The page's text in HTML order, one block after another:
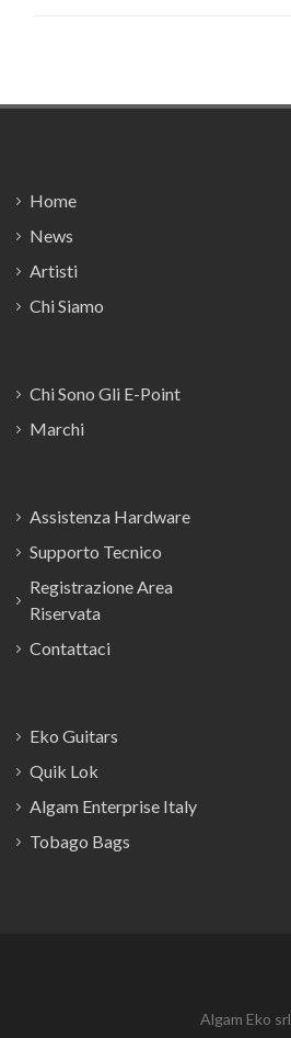
Home
News
Artisti
Chi Siamo
Chi Sono Gli E-Point
Marchi
Assistenza Hardware
Supporto Tecnico
Registrazione Area
Riservata
Contattaci
Eko Guitars
Quik Lok
Algam Enterprise Italy
Tobago Bags
Algam Eko srl